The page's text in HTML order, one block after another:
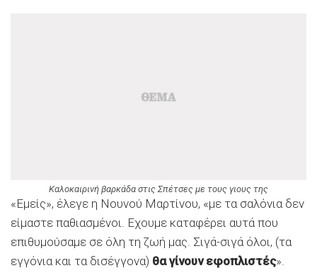
Καλοκαιρινή βαρκάδα στις Σπέτσες με τους γιους της
«Εμείς», έλεγε η Νουνού Μαρτίνου, «με τα σαλόνια δεν
είμαστε παθιασμένοι. Εχουμε καταφέρει αυτά που
επιθυμούσαμε σε όλη τη ζωή μας. Σιγά-σιγά όλοι, (τα
εγγόνια και τα δισέγγονα) θα γίνουν εφοπλιστές».